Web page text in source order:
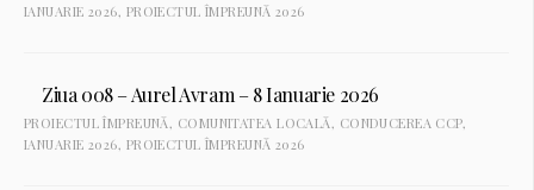
IANUARIE 2026, PROIECTUL ÎMPREUNĂ 2026
Ziua 008 – Aurel Avram – 8 Ianuarie 2026
PROIECTUL ÎMPREUNĂ, COMUNITATEA LOCALĂ, CONDUCEREA CCP,
IANUARIE 2026, PROIECTUL ÎMPREUNĂ 2026